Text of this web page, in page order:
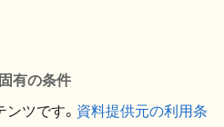
有の条件
ツです。 資料提供元の利用条